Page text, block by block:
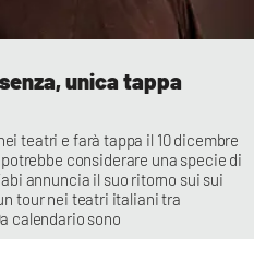
unica tappa
teatri e farà tappa il 10 dicembre
potrebbe considerare una specie di
annuncia il suo ritorno sui sui
tour nei teatri italiani tra
calendario sono